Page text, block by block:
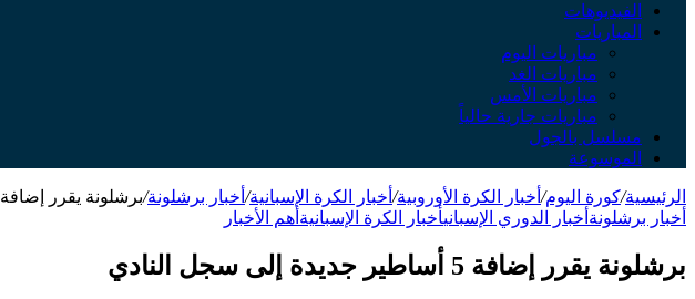
الفيديوهات
المباريات
مباريات اليوم
مباريات الغد
مباريات الأمس
مباريات جارية حالياً
مسلسل بالجول
الموسوعة
الرئيسية/كورة اليوم/ أخبار الكرة الأوروبية/ أخبار الكرة الإسبانية/ أخبار برشلونة/برشلونة يقرر إضافة 5 أساطير جديدة إلى سجل النادي
أخبار برشلونة أخبار الدوري الإسبانيأخبار الكرة الإسبانية أهم الأخبار
برشلونة يقرر إضافة 5 أساطير جديدة إلى سجل النادي